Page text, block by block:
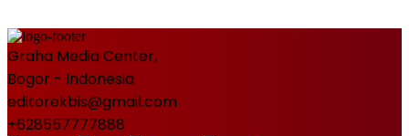
Graha Media Center,
Bogor - Indonesia
editorekbis@gmail.com
+628557777888